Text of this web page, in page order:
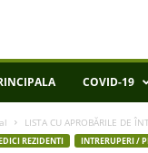
COVID-19
LISTA CU APROBĂRILE DE
REZIDENTI INTRERUPERI /